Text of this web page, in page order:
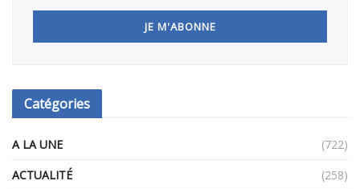
Catégories
A LA UNE
(722)
ACTUALITÉ
(258)